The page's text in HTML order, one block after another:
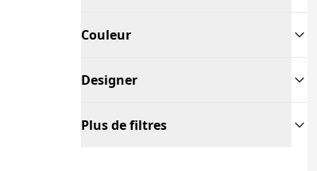
Couleur
Designer
Plus de filtres